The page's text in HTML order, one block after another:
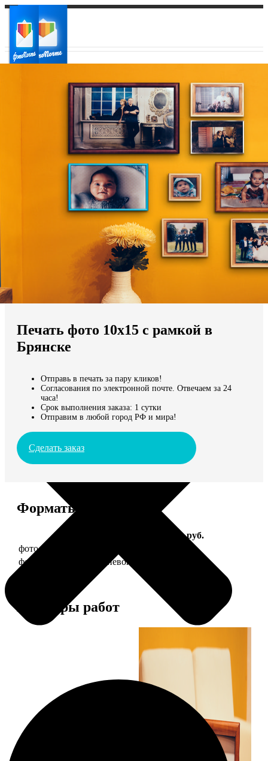
Ваш регион доставки
Выберите из списка:
Мы доставляем по всему миру
Продолжить без города
Печать фото 10х15 с рамкой в
Брянске
Отправь в печать за пару кликов!
Согласования по электронной почте. Отвечаем за 24
часа!
Срок выполнения заказа: 1 сутки
Отправим в любой город РФ и мира!
Сделать заказ
Форматы и цены
Цена, руб.
фото 10х15 в деревянной рамке
фото 10х15 в алюминиевой рамке
Примеры работ